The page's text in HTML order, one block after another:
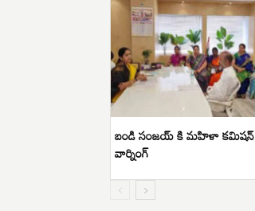
బండి సంజయ్ కి మహిళా కమిషన్
వార్నింగ్